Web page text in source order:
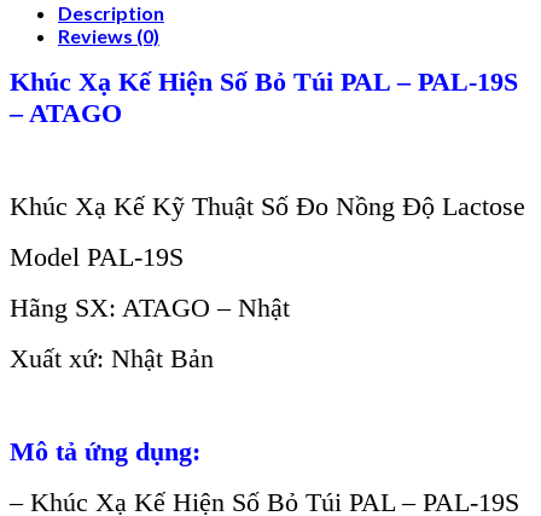
Description
Reviews (0)
Khúc Xạ Kế Hiện Số Bỏ Túi PAL – PAL-19S
– ATAGO
Khúc Xạ Kế Kỹ Thuật Số Đo Nồng Độ Lactose
Model PAL-19S
Hãng SX: ATAGO – Nhật
Xuất xứ: Nhật Bản
Mô tả ứng dụng:
– Khúc Xạ Kế Hiện Số Bỏ Túi PAL – PAL-19S